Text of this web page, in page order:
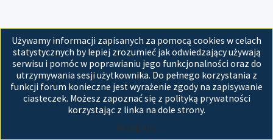
Używamy informacji zapisanych za pomocą cookies w celach
statystycznych by lepiej zrozumieć jak odwiedzający używają
serwisu i pomóc w poprawianiu jego funkcjonalności oraz do
utrzymywania sesji użytkownika. Do pełnego korzystania z
funkcji forum konieczne jest wyrażenie zgody na zapisywanie
ciasteczek. Możesz zapoznać się z polityką prywatności
korzystając z linka na dole strony.
Akceptuję